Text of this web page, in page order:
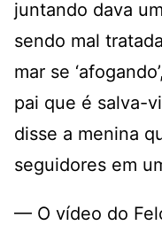
juntando dava
sendo mal
mar se
pai que é salva-
disse a menina
seguidores em
— O vídeo do